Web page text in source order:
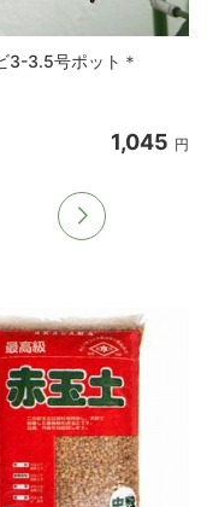
3-3.5号ポット＊
1,045 円